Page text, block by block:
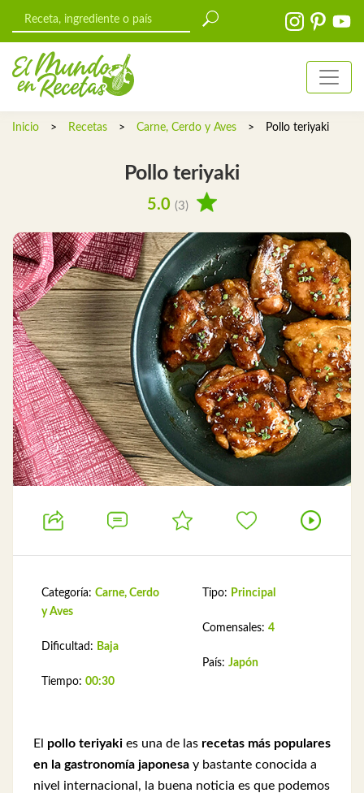
Inicio > Recetas > Carne, Cerdo y Aves > Pollo teriyaki
Pollo teriyaki
5.0 (3)
Categoría: Carne, Cerdo
y Aves
Dificultad: Baja
Tiempo: 00:30
Tipo: Principal
Comensales: 4
País: Japón
El pollo teriyaki es una de las recetas más populares
en la gastronomía japonesa y bastante conocida a
nivel internacional, la buena noticia es que podemos